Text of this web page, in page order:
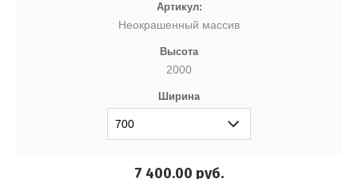
Артикул:
Неокрашенный массив
Высота
2000
Ширина
7 400.00 руб.